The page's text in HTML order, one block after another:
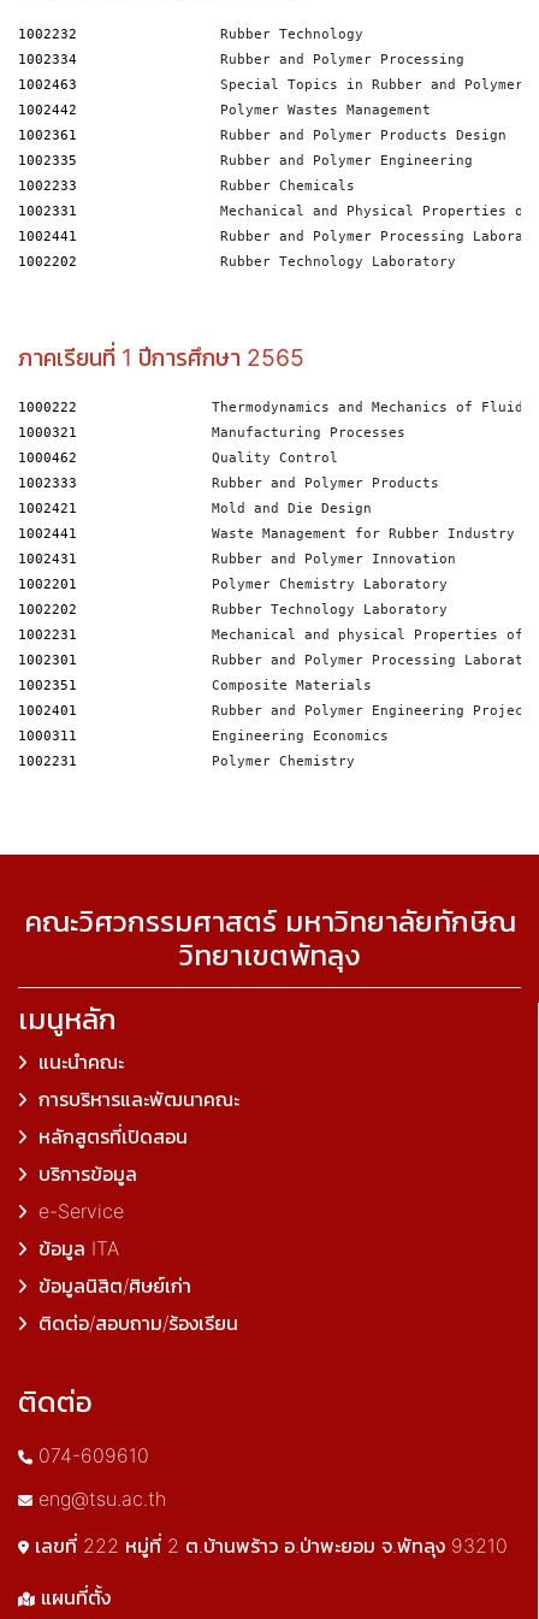
1002232
                 Rubber Technology
1002334
                 Rubber and Polymer Processing
1002463
Special Topics in Rubber and Polymer
1002442
1002361
                 Rubber and Polymer Products Design
1002335
1002233
1002331
Mechanical and Physical Properties of
1002441
1002202
                 Rubber Technology Laboratory
ภาคเรียนที่ 1 ปีการศึกษา 2565
1000222
                Thermodynamics and Mechanics of Fluid
1000321
                Manufacturing Processes
1000462
                Quality Control
1002333
                Rubber and Polymer Products
1002421
                Mold and Die Design
1002441
                Waste Management for Rubber Industry
1002431
                Rubber and Polymer Innovation
1002201
                Polymer Chemistry Laboratory
1002202
                Rubber Technology Laboratory
1002231
Mechanical and physical Properties of
1002301
Rubber and Polymer Processing
1002351
                Composite Materials
1002401
Rubber and Polymer Engineering Project
1000311
                Engineering Economics
1002231
                Polymer Chemistry
คณะวิศวกรรมศาสตร์ มหาวิทยาลัยทักษิณ
วิทยาเขตพัทลุง
เมนูหลัก
แนะนำคณะ
การบริหารและพัฒนาคณะ
หลักสูตรที่เปิดสอน
บริการข้อมูล
e-Service
ข้อมูล ITA
ข้อมูลนิสิต/ศิษย์เก่า
ติดต่อ/สอบถาม/ร้องเรียน
ติดต่อ
074-609610
eng@tsu.ac.th
เลขที่ 222 หมู่ที่ 2 ต.บ้านพร้าว อ.ป่าพะยอม จ.พัทลุง 93210
แผนที่ตั้ง